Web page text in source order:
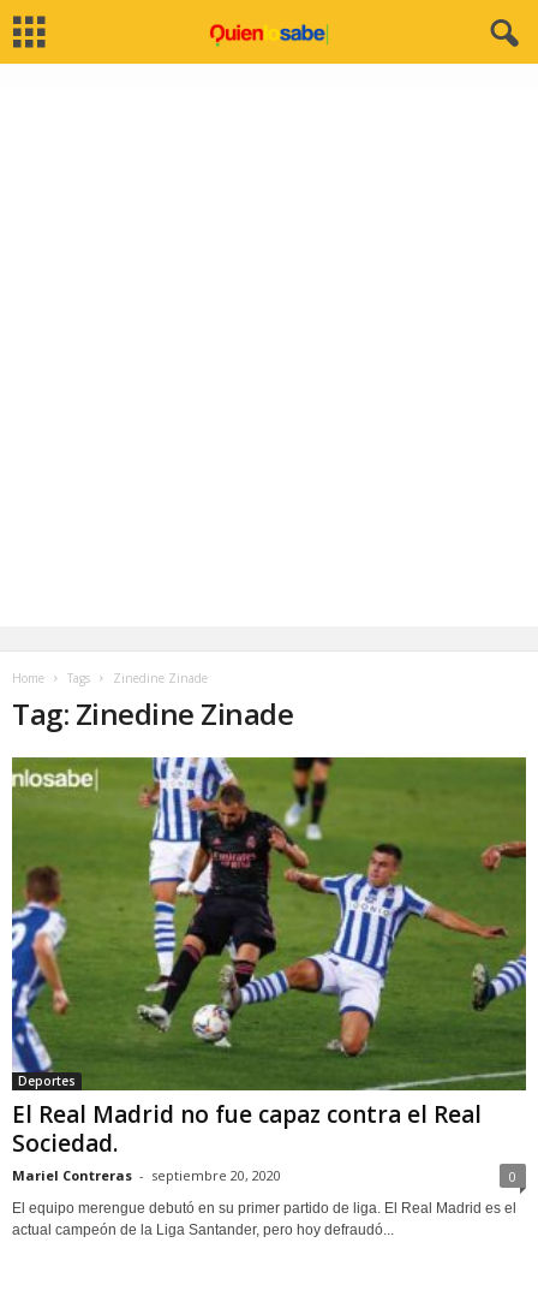
Home Tags Zinedine Zinade
Tag: Zinedine Zinade
Deportes
El Real Madrid no fue capaz contra el Real
Sociedad.
Mariel Contreras - septiembre 20, 2020 0
El equipo merengue debutó en su primer partido de liga. El Real Madrid es el
actual campeón de la Liga Santander, pero hoy defraudó...